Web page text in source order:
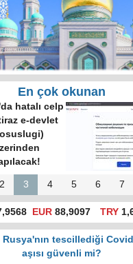
En çok okunan
hatalı celp
e-devlet
2 3 4 5 6 7
EUR 88,9097 TRY
Rusya'nın tescillediği
aşısı güvenli mi?